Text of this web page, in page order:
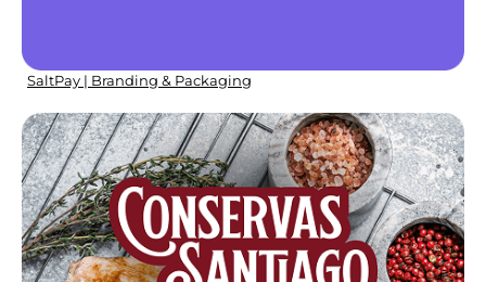
SaltPay | Branding & Packaging